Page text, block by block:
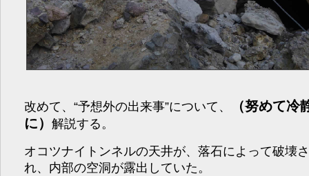
改めて、“予想外の出来事”について、
（努めて冷
に）解説する。
オコツナイトンネルの天井が、落石によって破壊
れ、内部の空洞が露出していた。